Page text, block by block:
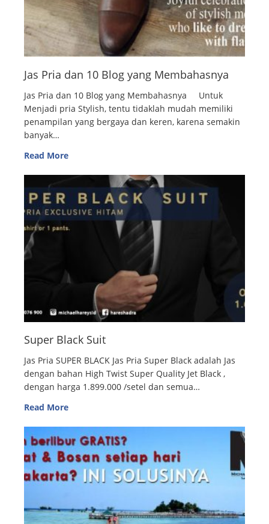
Jas Pria dan 10 Blog yang Membahasnya
Jas Pria dan 10 Blog yang Membahasnya Untuk
Menjadi pria Stylish, tentu tidaklah mudah memiliki
penampilan yang bergaya dan keren, karena semakin
banyak…
Read More
Super Black Suit
Jas Pria SUPER BLACK Jas Pria Super Black adalah Jas
dengan bahan High Twist Super Quality Jet Black ,
dengan harga 1.899.000 /setel dan semua…
Read More